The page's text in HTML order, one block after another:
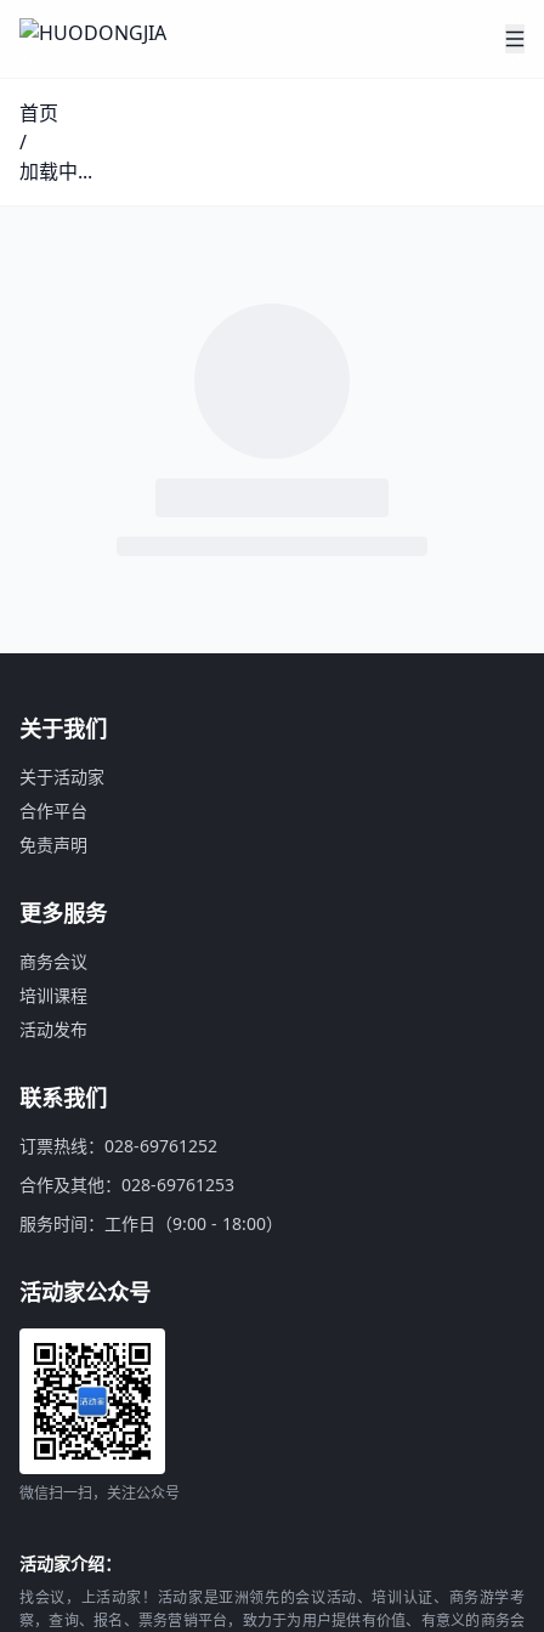
首页
/
加载中...
关于我们
关于活动家
合作平台
免责声明
更多服务
商务会议
培训课程
活动发布
联系我们
订票热线：028-69761252
合作及其他：028-69761253
服务时间：工作日（9:00 - 18:00）
活动家公众号
微信扫一扫，关注公众号
活动家介绍：
找会议，上活动家！活动家是亚洲领先的会议活动、培训认证、商务游学考
察，查询、报名、票务营销平台，致力于为用户提供有价值、有意义的商务会